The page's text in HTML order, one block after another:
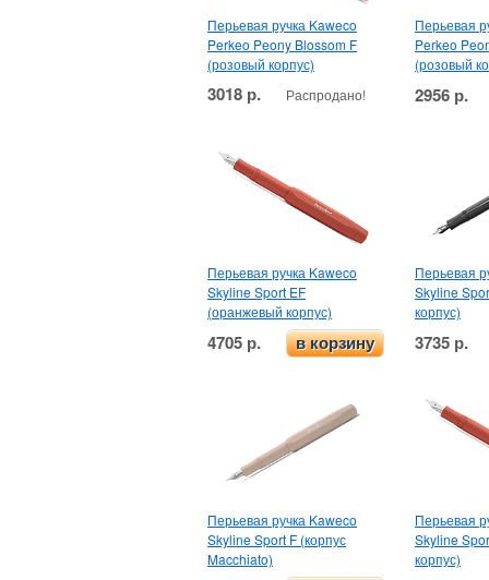
Перьевая ручка Kaweco
Perkeo Peony Blossom F
(розовый корпус)
3018 р. Распродано!
Перьевая
Perkeo
(розовый
2956 р.
Перьевая ручка Kaweco
Skyline Sport EF
(оранжевый корпус)
4705 р. в корзину
Перьевая
Skyline
корпус)
3735 р.
Перьевая ручка Kaweco
Skyline Sport F (корпус
Macchiato)
Перьевая
Skyline
корпус)